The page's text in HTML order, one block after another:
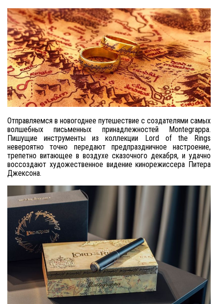
Отправляемся в новогоднее путешествие с создателями самых
волшебных письменных принадлежностей Montegrappa.
Пишущие инструменты из коллекции Lord of the Rings
невероятно точно передают предпраздничное настроение,
трепетно витающее в воздухе сказочного декабря, и удачно
воссоздают художественное видение кинорежиссера Питера
Джексона.